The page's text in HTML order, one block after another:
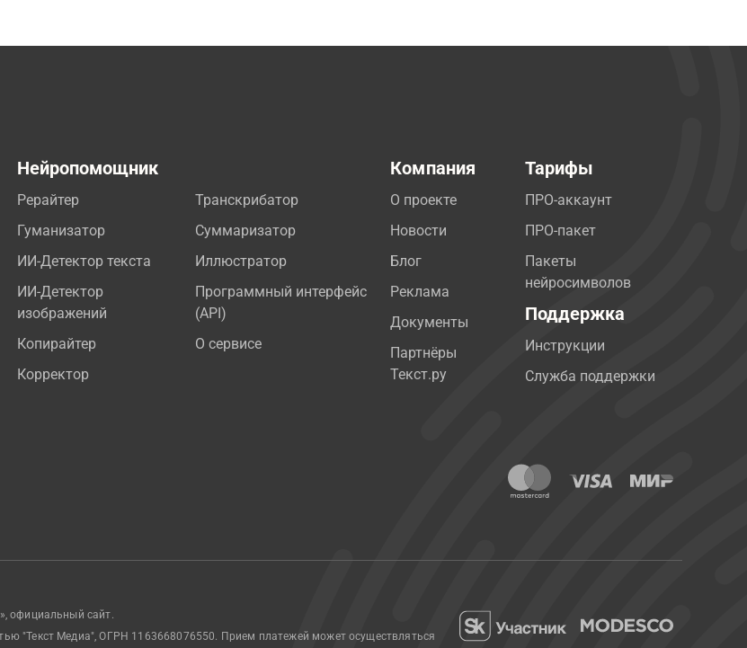
Нейропомощник
Рерайтер
Гуманизатор
ИИ-Детектор текста
ИИ-Детектор
изображений
Копирайтер
Корректор
Транскрибатор
Суммаризатор
Иллюстратор
Программный интерфейс
(API)
О сервисе
Компания
О проекте
Новости
Блог
Реклама
Документы
Партнёры
Текст.ру
Тарифы
ПРО-аккаунт
ПРО-пакет
Пакеты
нейросимволов
Поддержка
Инструкции
Служба поддержки
официальный сайт.
"Текст Медиа", ОГРН 1163668076550. Прием платежей может осуществляться